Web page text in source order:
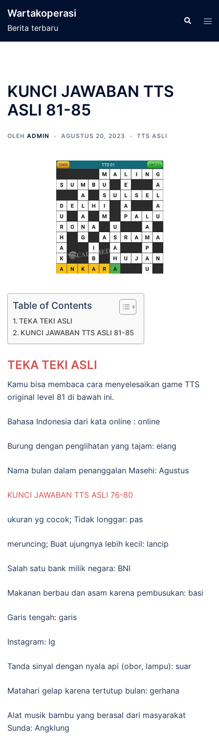
Wartakoperasi
Berita terbaru
Cari
KUNCI JAWABAN TTS
ASLI 81-85
OLEH ADMIN AGUSTUS 20, 2023 TTS ASLI
Table of Contents
TEKA TEKI ASLI
KUNCI JAWABAN TTS ASLI 81-85
TEKA TEKI ASLI
Kamu bisa membaca cara menyelesaikan game TTS
original level 81 di bawah ini.
Bahasa Indonesia dari kata online : online
Burung dengan penglihatan yang tajam: elang
Nama bulan dalam penanggalan Masehi: Agustus
KUNCI JAWABAN TTS ASLI 76-80
ukuran yg cocok; Tidak longgar: pas
meruncing; Buat ujungnya lebih kecil: lancip
Salah satu bank milik negara: BNI
Makanan berbau dan asam karena pembusukan: basi
Garis tengah: garis
Instagram: Ig
Tanda sinyal dengan nyala api (obor, lampu): suar
Matahari gelap karena tertutup bulan: gerhana
Alat musik bambu yang berasal dari masyarakat
Sunda: Angklung